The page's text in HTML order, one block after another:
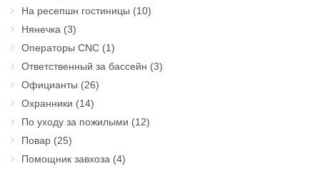
На ресепшн гостиницы (10)
Нянечка (3)
Операторы CNC (1)
Ответственный за бассейн (3)
Официанты (26)
Охранники (14)
По уходу за пожилыми (12)
Повар (25)
Помощник завхоза (4)